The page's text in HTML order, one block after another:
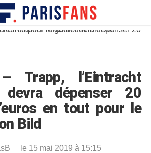
Trapp, l’Eintracht
devra dépenser 20
en tout pour le
Bild
le 15 mai 2019 à 15:15